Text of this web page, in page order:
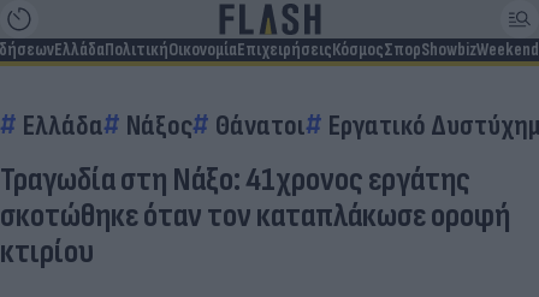
ΕλλάδαΠολιτικήΟικονομίαΕπιχειρήσειςΚόσμοςΣπορShowbizWeekend
Ελλάδα Νάξος Θάνατοι Εργατικό
Τραγωδία στη Νάξο: 41χρονος εργάτης
σκοτώθηκε όταν τον καταπλάκωσε οροφή
κτιρίου